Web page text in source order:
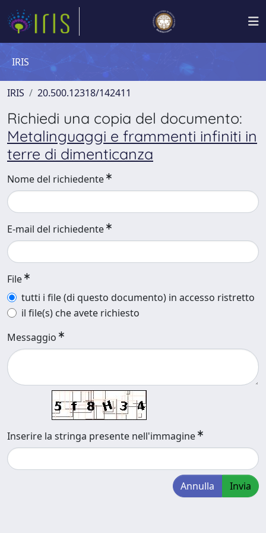
IRIS
IRIS 20.500.12318/142411
Richiedi una copia del documento:
Metalinguaggi e frammenti infiniti in
terre di dimenticanza
Nome del richiedente
E-mail del richiedente
File
tutti i file (di questo documento) in accesso ristretto
il file(s) che avete richiesto
Messaggio
Inserire la stringa presente nell'immagine
Annulla Invia